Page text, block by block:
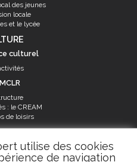
utilise des cookies
de navigation
des jeunes
locale
et le lycée
culturel
: le CREAM
de loisirs
sportifs